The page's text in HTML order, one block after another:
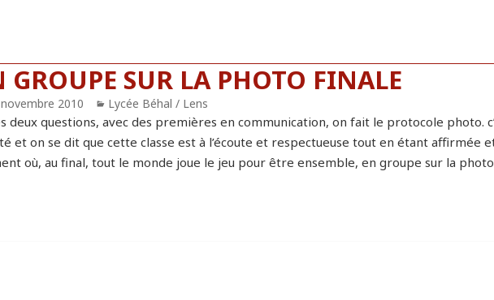
GROUPE SUR LA PHOTO FINALE
2010 Catégories
Lycée Béhal / Lens
deux questions, avec des premières en communication, on fait le protocole photo.
et on se dit que cette classe est à l’écoute et respectueuse tout en étant affirmée
où, au final, tout le monde joue le jeu pour être ensemble, en groupe sur la